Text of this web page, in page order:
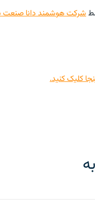
شرکت هوشمند دانا صنعت
کلیک کنید.